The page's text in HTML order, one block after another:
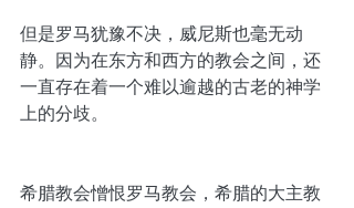
但是罗马犹豫不决，威尼斯也毫无动
静。因为在东方和西方的教会之间，还
一直存在着一个难以逾越的古老的神学
上的分歧。
希腊教会憎恨罗马教会，希腊的大主教